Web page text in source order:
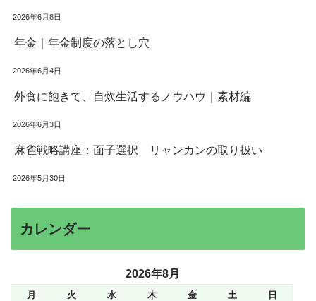
2026年6月8日
年金｜年金制度の落とし穴
2026年6月4日
外食に飽きて、自炊生活するノウハウ｜素材編
2026年6月3日
麻雀戦略講座：面子選択 リャンカンの取り扱い
2026年5月30日
カレンダー
2026年8月
月 火 水 木 金 土
日